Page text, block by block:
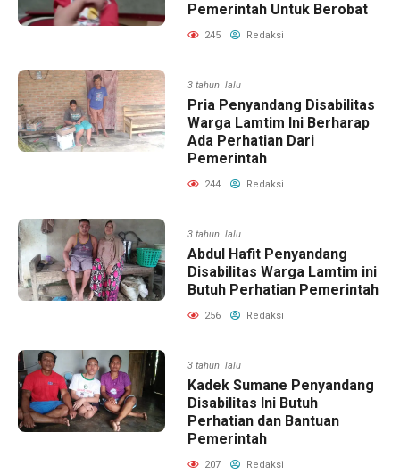
Pemerintah Untuk Berobat
245 Redaksi
3 tahun lalu
Pria Penyandang Disabilitas
Warga Lamtim Ini Berharap
Ada Perhatian Dari
Pemerintah
244 Redaksi
3 tahun lalu
Abdul Hafit Penyandang
Disabilitas Warga Lamtim ini
Butuh Perhatian Pemerintah
256 Redaksi
3 tahun lalu
Kadek Sumane Penyandang
Disabilitas Ini Butuh
Perhatian dan Bantuan
Pemerintah
207 Redaksi